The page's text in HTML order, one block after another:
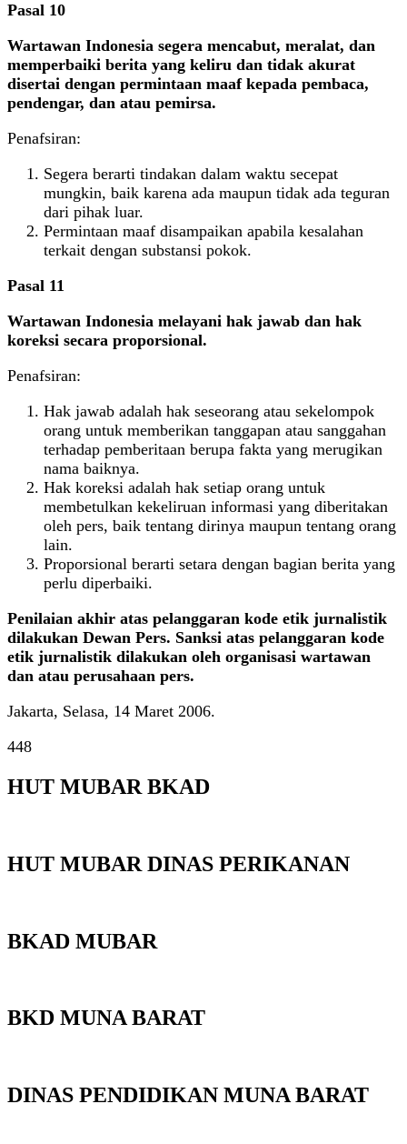
Pasal 10
Wartawan Indonesia segera mencabut, meralat, dan
memperbaiki berita yang keliru dan tidak akurat
disertai dengan permintaan maaf kepada pembaca,
pendengar, dan atau pemirsa.
Penafsiran:
Segera berarti tindakan dalam waktu secepat
mungkin, baik karena ada maupun tidak ada teguran
dari pihak luar.
Permintaan maaf disampaikan apabila kesalahan
terkait dengan substansi pokok.
Pasal 11
Wartawan Indonesia melayani hak jawab dan hak
koreksi secara proporsional.
Penafsiran:
Hak jawab adalah hak seseorang atau sekelompok
orang untuk memberikan tanggapan atau sanggahan
terhadap pemberitaan berupa fakta yang merugikan
nama baiknya.
Hak koreksi adalah hak setiap orang untuk
membetulkan kekeliruan informasi yang diberitakan
oleh pers, baik tentang dirinya maupun tentang orang
lain.
Proporsional berarti setara dengan bagian berita yang
perlu diperbaiki.
Penilaian akhir atas pelanggaran kode etik jurnalistik
dilakukan Dewan Pers. Sanksi atas pelanggaran kode
etik jurnalistik dilakukan oleh organisasi wartawan
dan atau perusahaan pers.
Jakarta, Selasa, 14 Maret 2006.
448
HUT MUBAR BKAD
HUT MUBAR DINAS PERIKANAN
BKAD MUBAR
BKD MUNA BARAT
DINAS PENDIDIKAN MUNA BARAT